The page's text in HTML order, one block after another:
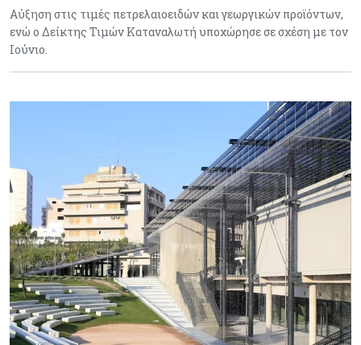
Αύξηση στις τιμές πετρελαιοειδών και γεωργικών προϊόντων,
ενώ ο Δείκτης Τιμών Καταναλωτή υποχώρησε σε σχέση με τον
Ιούνιο.